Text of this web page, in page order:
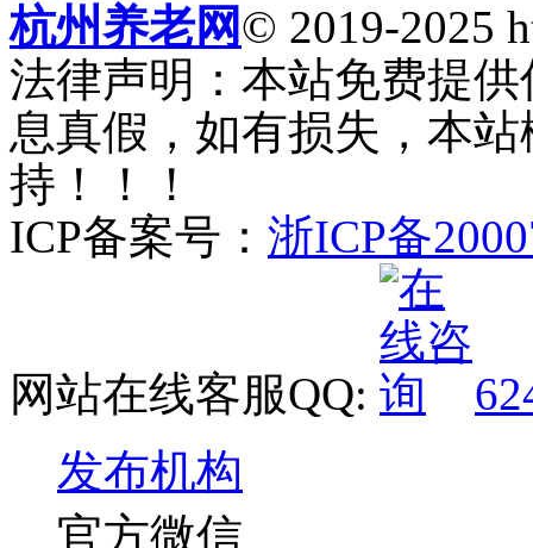
杭州养老网© 2019-2025
法律声明：本站免费提
息真假，如有损失，本
持！！！
ICP备案号： 浙ICP备
网站在线客服QQ:
发布机构
官方微信